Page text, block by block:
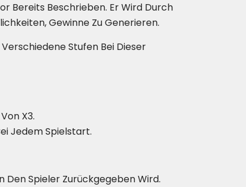
Bereits Beschrieben. Er Wird Durch
Gewinne Zu Generieren.
Stufen Bei Dieser
X3.
Jedem Spielstart.
Den Spieler Zurückgegeben Wird.